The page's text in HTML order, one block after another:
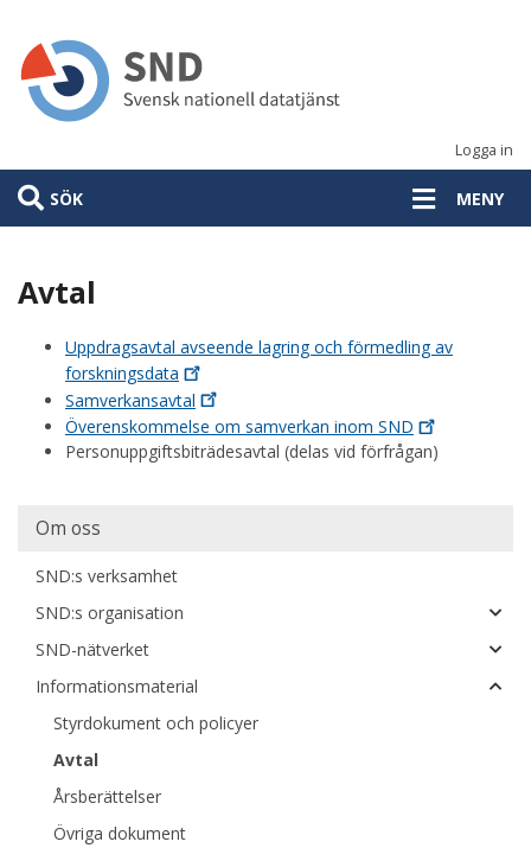
huvudinnehåll
Logga in
SÖK MENY
Avtal
Uppdragsavtal avseende lagring och förmedling av
forskningsdata
Samverkansavtal
Överenskommelse om samverkan inom SND
Personuppgiftsbiträdesavtal (delas vid förfrågan)
Huvudmeny
Om oss
SND:s verksamhet
SND:s organisation
SND-nätverket
Informationsmaterial
Styrdokument och policyer
Avtal
Årsberättelser
Övriga dokument